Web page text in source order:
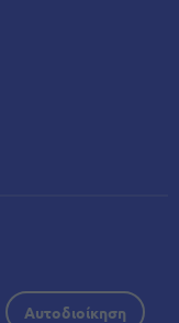
Αυτοδιοίκηση